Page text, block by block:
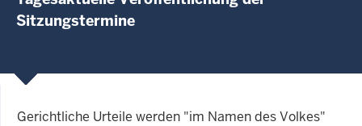
Sitzungstermine
Gerichtliche Urteile werden "im Namen des Volkes"